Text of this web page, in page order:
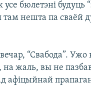
усе бюлетэні
нешта па сваёй
“Свабода”.
на жаль, вы не
афіцыйнай